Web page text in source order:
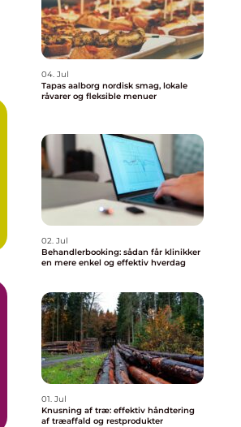
04. Jul
Tapas aalborg nordisk smag, lokale
råvarer og fleksible menuer
02. Jul
Behandlerbooking: sådan får klinikker
en mere enkel og effektiv hverdag
01. Jul
Knusning af træ: effektiv håndtering
af træaffald og restprodukter